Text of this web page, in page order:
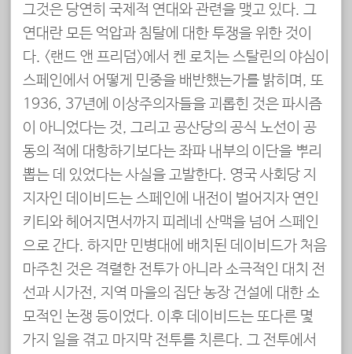
그것은 당연히 국제적 연대와 관련을 맺고 있다. 그
연대란 모든 억압과 침탈에 대한 투쟁을 위한 것이
다. <랜드 앤 프리덤>에서 켄 로치는 스탈린의 야심이
스페인에서 어떻게 민중을 배반했는가를 밝히며, 또
1936, 37년에 이상주의자들을 괴롭힌 것은 파시즘
이 아니었다는 것, 그리고 공산당의 공식 노선이 공
동의 적에 대항하기보다는 좌파 내부의 이단을 뿌리
뽑는 데 있었다는 사실을 고발한다. 영국 사회당 지
지자인 데이비드는 스페인에 내전이 벌어지자 연인
키티와 헤어지면서까지 피레네 산맥을 넘어 스페인
으로 간다. 하지만 민병대에 배치된 데이비드가 처음
마주친 것은 격렬한 전투가 아니라 소극적인 대치 전
선과 시가전, 지역 마을의 집단 농장 건설에 대한 소
모적인 논쟁 등이었다. 이후 데이비드는 또다른 몇
가지 일을 겪고 마지막 전투를 치른다. 그 전투에서